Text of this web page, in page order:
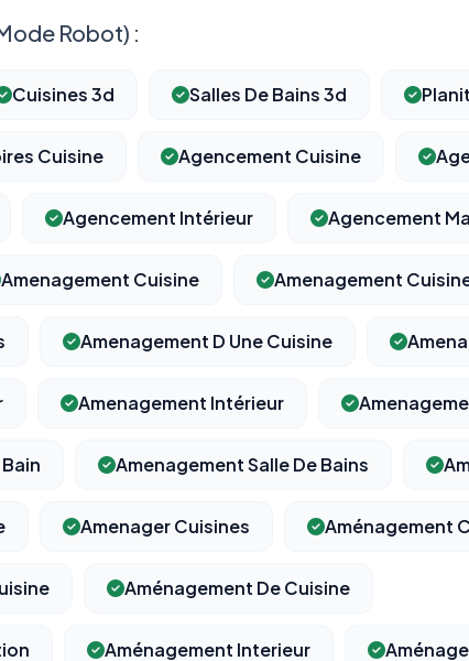
Robot) :
Cuisines 3d Salles De Bains 3d Planit
Cuisine Agencement Cuisine
Agencement Intérieur Agencement
Amenagement Cuisine Amenagement
Amenagement D Une Cuisine
Amenagement Intérieur
Amenagement Salle De Bains
Amenager Cuisines Aménagement
Aménagement De Cuisine
Aménagement Interieur